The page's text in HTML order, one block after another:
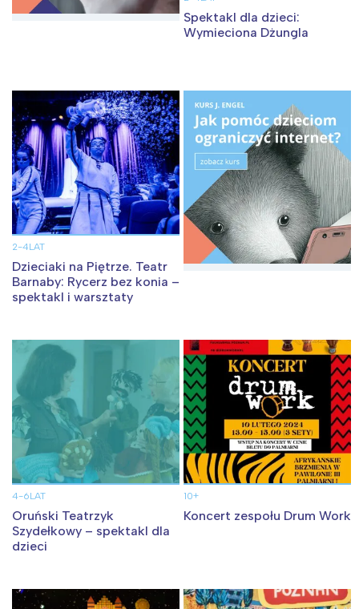
Spektakl dla dzieci:
Wymieciona Dżungla
2-4LAT
Dzieciaki na Piętrze. Teatr
Barnaby: Rycerz bez konia –
spektakl i warsztaty
4-6LAT
Oruński Teatrzyk
Szydełkowy – spektakl dla
dzieci
10+
Koncert zespołu Drum Work
Interesują mnie wydarzenia z
tego regionu:
Łódź
Kraków